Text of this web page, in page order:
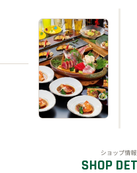
ショップ情報